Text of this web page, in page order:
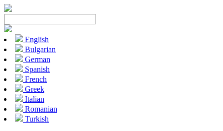
English
Bulgarian
German
Spanish
French
Greek
Italian
Romanian
Turkish